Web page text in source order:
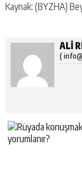
Kaynak: (BYZHA)
ALI
(